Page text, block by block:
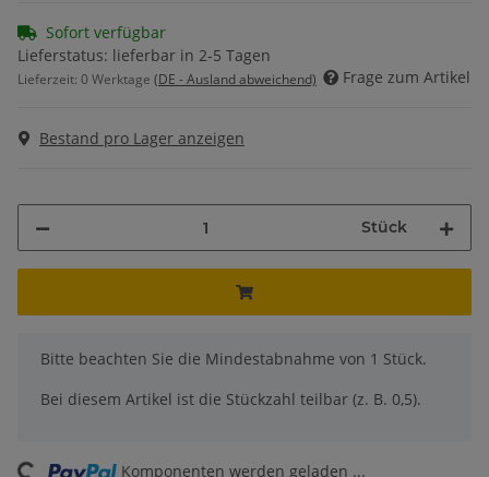
Sofort verfügbar
Lieferstatus: lieferbar in 2-5 Tagen
Lieferzeit: 0 Werktage (DE - Ausland abweichend) Frage zum Artikel
Bestand pro Lager anzeigen
Stück
x
Bitte beachten Sie die Mindestabnahme von 1 Stück.
Bei diesem Artikel ist die Stückzahl teilbar (z. B. 0,5).
Komponenten werden geladen ...